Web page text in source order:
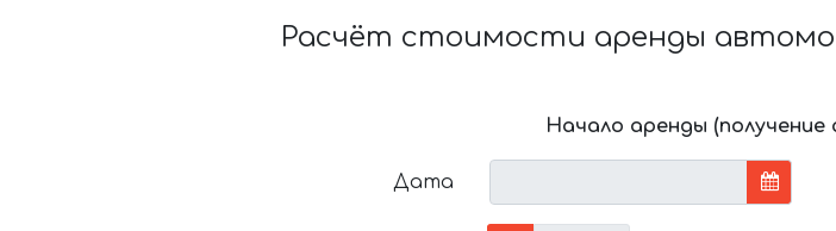
Расчёт стоимости аренды
Начало аренды
Дата